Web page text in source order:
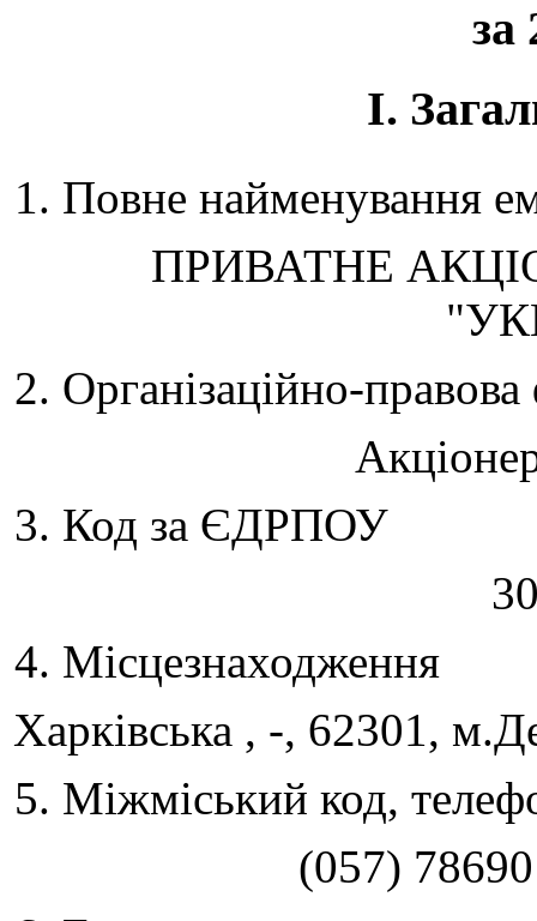
за
I.
1. Повне найменування
ПРИВАТНЕ
2. Організаційно-
3. Код за ЄДРПОУ
4. Місцезнаходження
Харківська , -, 62301,
5. Міжміський код,
(057)